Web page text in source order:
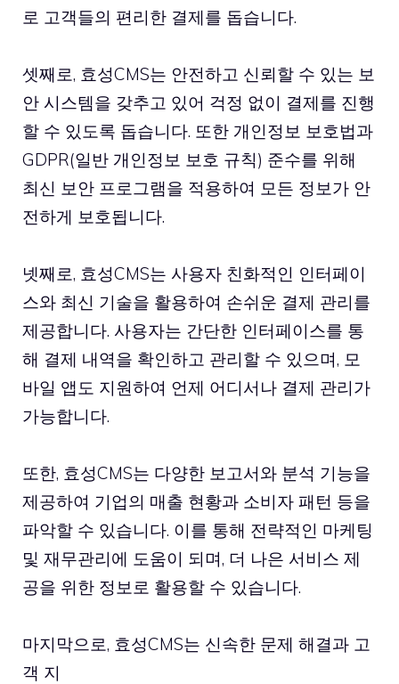
로 고객들의 편리한 결제를 돕습니다.
셋째로, 효성CMS는 안전하고 신뢰할 수 있는 보
안 시스템을 갖추고 있어 걱정 없이 결제를 진행
할 수 있도록 돕습니다. 또한 개인정보 보호법과
GDPR(일반 개인정보 보호 규칙) 준수를 위해
최신 보안 프로그램을 적용하여 모든 정보가 안
전하게 보호됩니다.
넷째로, 효성CMS는 사용자 친화적인 인터페이
스와 최신 기술을 활용하여 손쉬운 결제 관리를
제공합니다. 사용자는 간단한 인터페이스를 통
해 결제 내역을 확인하고 관리할 수 있으며, 모
바일 앱도 지원하여 언제 어디서나 결제 관리가
가능합니다.
또한, 효성CMS는 다양한 보고서와 분석 기능을
제공하여 기업의 매출 현황과 소비자 패턴 등을
파악할 수 있습니다. 이를 통해 전략적인 마케팅
및 재무관리에 도움이 되며, 더 나은 서비스 제
공을 위한 정보로 활용할 수 있습니다.
마지막으로, 효성CMS는 신속한 문제 해결과 고
객 지